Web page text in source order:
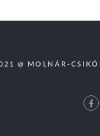
@ MOLNÁR-